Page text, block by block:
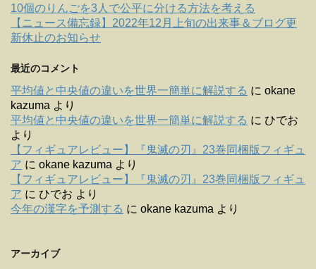
10個のりんごを3人で公平に分ける方法を考える
【ニュース備忘録】2022年12月上旬の出来事＆ブログ更
新休止のお知らせ
最近のコメント
平均値と中央値の違いを世界一簡単に解説する に okane
kazuma より
平均値と中央値の違いを世界一簡単に解説する に ひでお
より
【フィギュアレビュー】『鬼滅の刃』23巻同梱版フィギュ
ア に okane kazuma より
【フィギュアレビュー】『鬼滅の刃』23巻同梱版フィギュ
ア に ひでお より
今年の漢字を予測する に okane kazuma より
アーカイブ